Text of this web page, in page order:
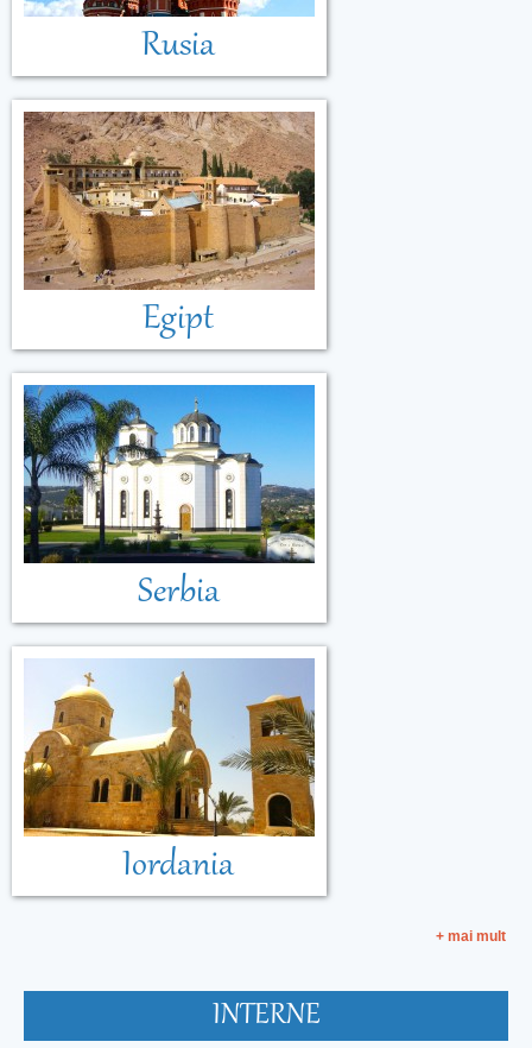
Rusia
Egipt
Serbia
Iordania
+ mai mult
INTERNE